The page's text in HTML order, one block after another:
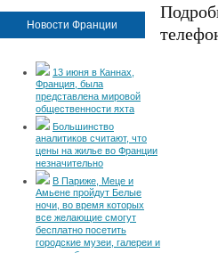
Новости Франции
13 июня в Каннах,
Франция, была
представлена мировой
общественности яхта
Большинство
аналитиков считают, что
цены на жилье во Франции
незначительно
В Париже, Меце и
Амьене пройдут Белые
ночи, во время которых
все желающие смогут
бесплатно посетить
городские музеи, галереи и